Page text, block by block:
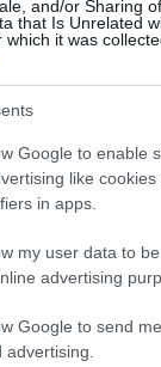
and/or Sharing
that Is Unrelated
it was
Google to enable
like
in apps.
my user data to
advertising
Google to send me
a legalja a
példaképei ők,
szól a
a Beat on the
szervezők sem ...